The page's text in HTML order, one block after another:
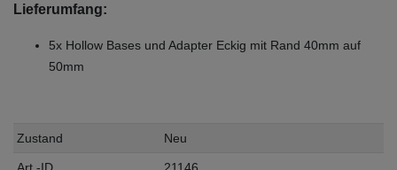
Lieferumfang:
5x Hollow Bases und Adapter Eckig mit Rand 40mm auf
50mm
Zustand Neu